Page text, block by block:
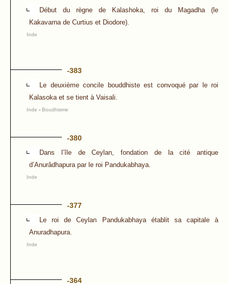
Début du règne de Kalashoka, roi du Magadha (le
Kakavarna de Curtius et Diodore).
Inde
-383
Le deuxième concile bouddhiste est convoqué par le roi
Kalasoka et se tient à Vaisali.
Inde - Boudhisme
-380
Dans l’île de Ceylan, fondation de la cité antique
d’Anurâdhapura par le roi Pandukabhaya.
Inde
-377
Le roi de Ceylan Pandukabhaya établit sa capitale à
Anuradhapura.
Inde
-364